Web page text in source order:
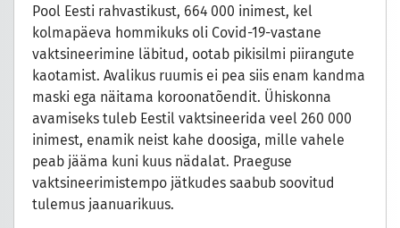
Pool Eesti rahvastikust, 664 000 inimest, kel
kolmapäeva hommikuks oli Covid-19-vastane
vaktsineerimine läbitud, ootab pikisilmi piirangute
kaotamist. Avalikus ruumis ei pea siis enam kandma
maski ega näitama koroonatõendit. Ühiskonna
avamiseks tuleb Eestil vaktsineerida veel 260 000
inimest, enamik neist kahe doosiga, mille vahele
peab jääma kuni kuus nädalat. Praeguse
vaktsineerimistempo jätkudes saabub soovitud
tulemus jaanuarikuus.